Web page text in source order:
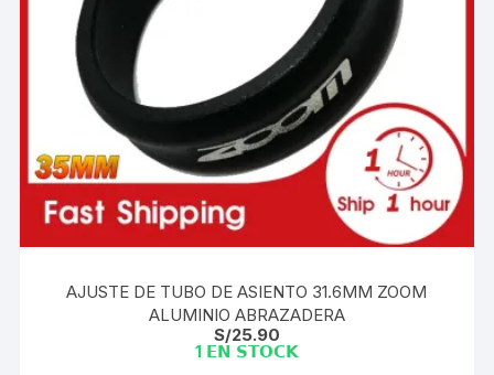
AJUSTE DE TUBO DE ASIENTO 31.6MM ZOOM
ALUMINIO ABRAZADERA
S/25.90
1 𝗘𝗡 𝗦𝗧𝗢𝗖𝗞